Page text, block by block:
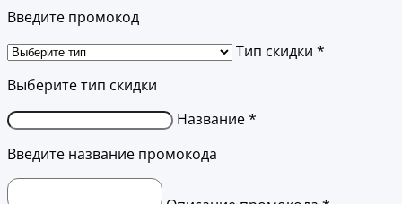
Введите промокод
Тип скидки *
Выберите тип скидки
Название *
Введите название промокода